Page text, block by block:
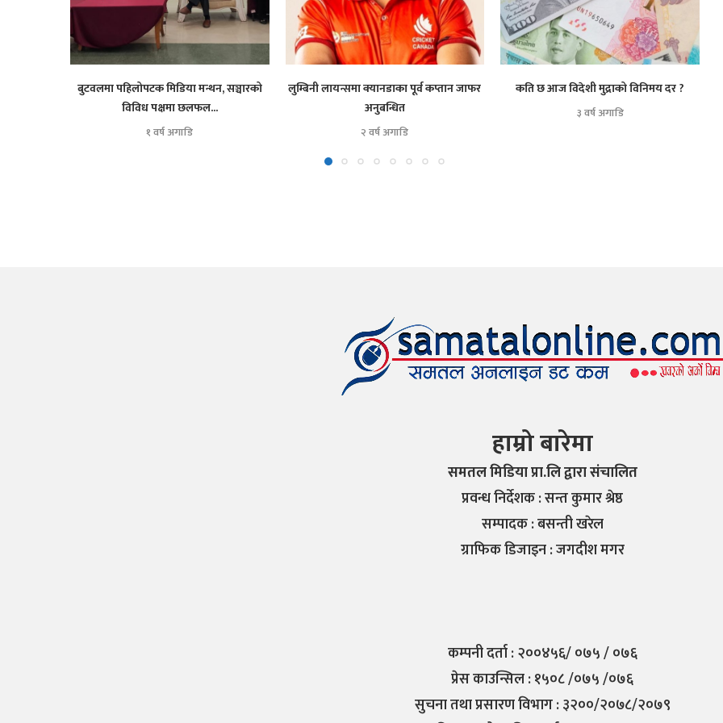
बुटवलमा पहिलोपटक मिडिया मन्थन, सञ्चारको
विविध पक्षमा छलफल...
१ वर्ष अगाडि
लुम्बिनी लायन्समा क्यानडाका पूर्व कप्तान जाफर
अनुबन्धित
२ वर्ष अगाडि
कति छ आज विदेशी मुद्राको विनिमय दर ?
३ वर्ष अगाडि
हाम्रो बारेमा
समतल मिडिया प्रा.लि द्वारा संचालित
प्रवन्ध निर्देशक : सन्त कुमार श्रेष्ठ
सम्पादक : बसन्ती खरेल
ग्राफिक डिजाइन : जगदीश मगर
कम्पनी दर्ता : २००४५६/ ०७५ / ०७६
प्रेस काउन्सिल : १५०८ /०७५ /०७६
सुचना तथा प्रसारण विभाग : ३२००/२०७८/२०७९